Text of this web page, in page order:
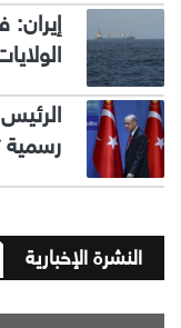
رسمية
النشرة الإخبارية